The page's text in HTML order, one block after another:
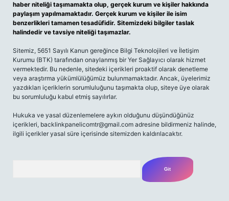
haber niteliği taşımamakta olup, gerçek kurum ve kişiler hakkında
paylaşım yapılmamaktadır. Gerçek kurum ve kişiler ile isim
benzerlikleri tamamen tesadüfidir. Sitemizdeki bilgiler taslak
halindedir ve tavsiye niteliği taşımazlar.
Sitemiz, 5651 Sayılı Kanun gereğince Bilgi Teknolojileri ve İletişim
Kurumu (BTK) tarafından onaylanmış bir Yer Sağlayıcı olarak hizmet
vermektedir. Bu nedenle, sitedeki içerikleri proaktif olarak denetleme
veya araştırma yükümlülüğümüz bulunmamaktadır. Ancak, üyelerimiz
yazdıkları içeriklerin sorumluluğunu taşımakta olup, siteye üye olarak
bu sorumluluğu kabul etmiş sayılırlar.
Hukuka ve yasal düzenlemelere aykırı olduğunu düşündüğünüz
içerikleri, backlinkpanelicomtr@gmail.com adresine bildirmeniz halinde,
ilgili içerikler yasal süre içerisinde sitemizden kaldırılacaktır.